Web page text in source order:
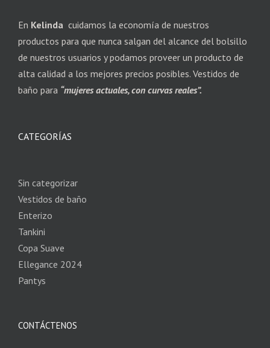
En Kelinda cuidamos la economía de nuestros
productos para que nunca salgan del alcance del bolsillo
de nuestros usuarios y podamos proveer un producto de
alta calidad a los mejores precios posibles. Vestidos de
baño para “mujeres actuales, con curvas reales”.
CATEGORÍAS
Sin categorizar
Vestidos de baño
Enterizo
Tankini
Copa Suave
Ellegance 2024
Pantys
CONTÁCTENOS